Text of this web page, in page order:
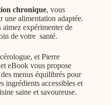
chronique, vous
une alimentation adaptée.
aimez expérimenter de
de votre santé.
et Pierre
eBook vous propose
menus équilibrés pour
ingrédients accessibles et
saine et savoureuse.